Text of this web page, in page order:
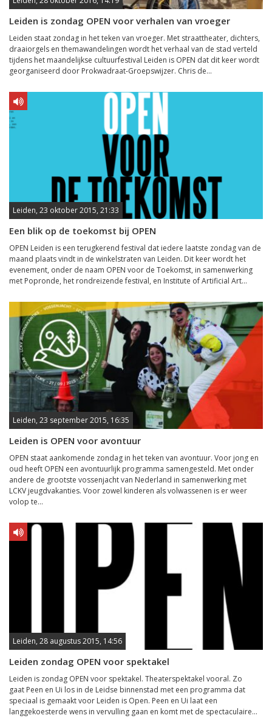
Leiden is zondag OPEN voor verhalen van vroeger
Leiden staat zondag in het teken van vroeger. Met straattheater, dichters,
draaiorgels en themawandelingen wordt het verhaal van de stad verteld
tijdens het maandelijkse cultuurfestival Leiden is OPEN dat dit keer wordt
georganiseerd door Prokwadraat-Groepswijzer. Chris de...
Leiden, 23 oktober 2015, 21:33
Een blik op de toekomst bij OPEN
OPEN Leiden is een terugkerend festival dat iedere laatste zondag van de
maand plaats vindt in de winkelstraten van Leiden. Dit keer wordt het
evenement, onder de naam OPEN voor de Toekomst, in samenwerking
met Popronde, het rondreizende festival, en Institute of Artificial Art...
Leiden, 23 september 2015, 16:35
Leiden is OPEN voor avontuur
OPEN staat aankomende zondag in het teken van avontuur. Voor jong en
oud heeft OPEN een avontuurlijk programma samengesteld. Met onder
andere de grootste vossenjacht van Nederland in samenwerking met
LCKV jeugdvakanties. Voor zowel kinderen als volwassenen is er weer
volop te...
Leiden, 28 augustus 2015, 14:56
Leiden zondag OPEN voor spektakel
Leiden is zondag OPEN voor spektakel. Theaterspektakel vooral. Zo
gaat Peen en Ui los in de Leidse binnenstad met een programma dat
speciaal is gemaakt voor Leiden is Open. Peen en Ui laat een
langgekoesterde wens in vervulling gaan en komt met de spectaculaire...